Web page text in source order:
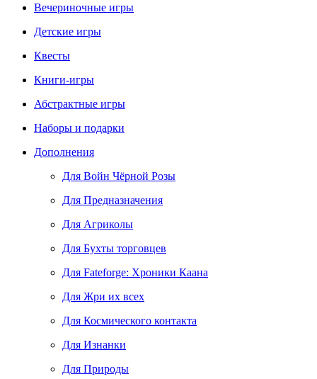
Вечериночные игры
Детские игры
Квесты
Книги-игры
Абстрактные игры
Наборы и подарки
Дополнения
Для Войн Чёрной Розы
Для Предназначения
Для Агриколы
Для Бухты торговцев
Для Fateforge: Хроники Каана
Для Жри их всех
Для Космического контакта
Для Изнанки
Для Природы